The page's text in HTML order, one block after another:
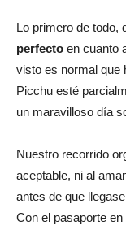
Lo primero de todo,
perfecto en cuanto
visto es normal que
Picchu esté
un maravilloso día
Nuestro recorrido
aceptable, ni al
antes de que
Con el pasaporte